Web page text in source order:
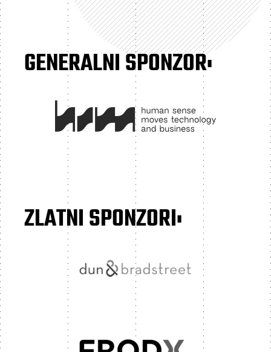
GENERALNI SPONZOR:
ZLATNI SPONZORI: